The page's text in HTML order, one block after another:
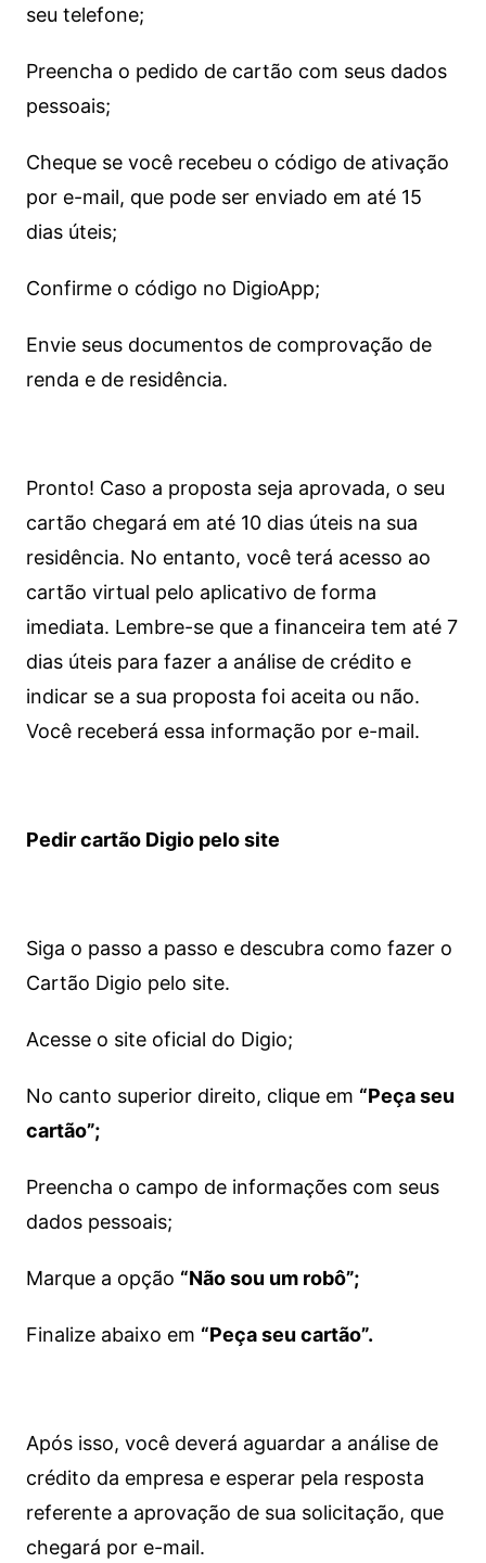
seu telefone;
Preencha o pedido de cartão com seus dados
pessoais;
Cheque se você recebeu o código de ativação
por e-mail, que pode ser enviado em até 15
dias úteis;
Confirme o código no DigioApp;
Envie seus documentos de comprovação de
renda e de residência.
Pronto! Caso a proposta seja aprovada, o seu
cartão chegará em até 10 dias úteis na sua
residência. No entanto, você terá acesso ao
cartão virtual pelo aplicativo de forma
imediata. Lembre-se que a financeira tem até 7
dias úteis para fazer a análise de crédito e
indicar se a sua proposta foi aceita ou não.
Você receberá essa informação por e-mail.
Pedir cartão Digio pelo site
Siga o passo a passo e descubra como fazer o
Cartão Digio pelo site.
Acesse o site oficial do Digio;
No canto superior direito, clique em “Peça seu
cartão”;
Preencha o campo de informações com seus
dados pessoais;
Marque a opção “Não sou um robô”;
Finalize abaixo em “Peça seu cartão”.
Após isso, você deverá aguardar a análise de
crédito da empresa e esperar pela resposta
referente a aprovação de sua solicitação, que
chegará por e-mail.